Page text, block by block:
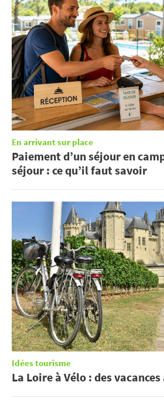
En arrivant sur place
Paiement d’un séjour en
séjour : ce qu’il faut savoir
Idées tourisme
La Loire à Vélo : des